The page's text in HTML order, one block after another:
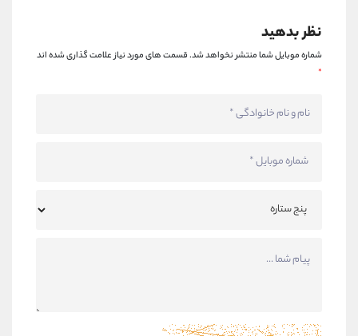
نظر بدهید
شماره موبایل شما منتشر نخواهد شد.قسمت های مورد نیاز علامت گذاری شده اند
*